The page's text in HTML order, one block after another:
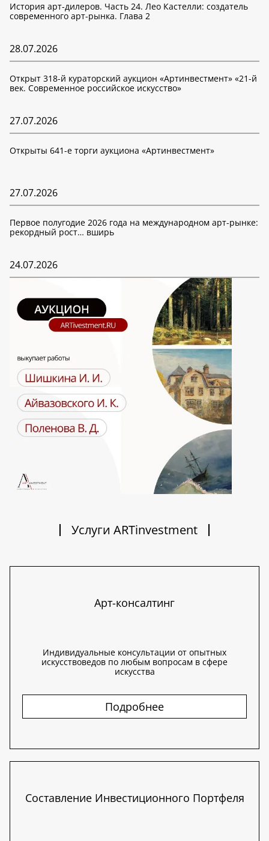
История арт-дилеров. Часть 24. Лео Кастелли: создатель
современного арт-рынка. Глава 2
28.07.2026
Открыт 318-й кураторский аукцион «Артинвестмент» «21-й
век. Современное российское искусство»
27.07.2026
Открыты 641-е торги аукциона «Артинвестмент»
27.07.2026
Первое полугодие 2026 года на международном арт-рынке:
рекордный рост… вширь
24.07.2026
Услуги ARTinvestment
Арт-консалтинг
Индивидуальные консультации от опытных
искусствоведов по любым вопросам в сфере
искусства
Подробнее
Составление Инвестиционного Портфеля